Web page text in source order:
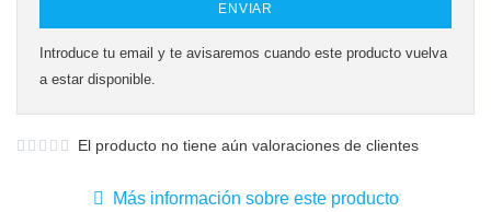
ENVIAR
Introduce tu email y te avisaremos cuando este producto vuelva
a estar disponible.
El producto no tiene aún valoraciones de clientes
Más información sobre este producto